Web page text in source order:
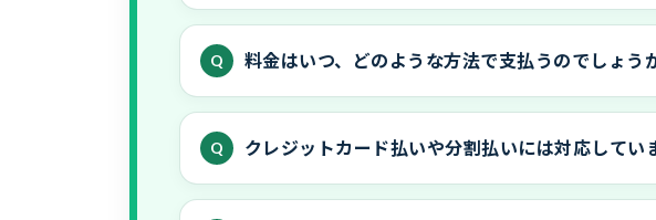
料金はいつ、どのような方法で支払うのでしょう
クレジットカード払いや分割払いには対応してい